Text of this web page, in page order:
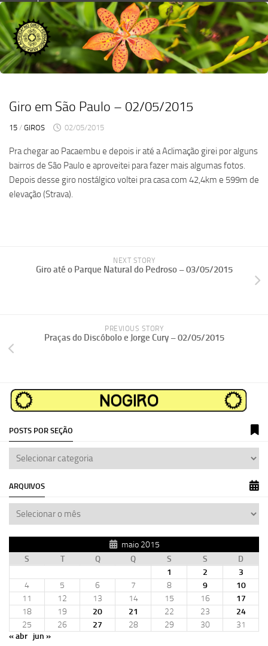
Skip
to
content
Giro em São Paulo – 02/05/2015
15 / GIROS 02/05/2015
Pra chegar ao Pacaembu e depois ir até a Aclimação girei por alguns
bairros de São Paulo e aproveitei para fazer mais algumas fotos.
Depois desse giro nostálgico voltei pra casa com 42,4km e 599m de
elevação (Strava).
NEXT STORY
Giro até o Parque Natural do Pedroso – 03/05/2015
PREVIOUS STORY
Praças do Discóbolo e Jorge Cury – 02/05/2015
POSTS POR SEÇÃO
ARQUIVOS
maio 2015
S
T Q Q S S
D
1
2
3
4
5 6 7 8 9
10
11
12 13 14 15 16
17
18
19 20 21 22 23
24
25
26 27 28 29 30
31
« abr jun »